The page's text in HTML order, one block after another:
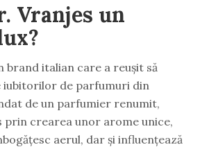
Vranjes un
brand italian care a reușit să
iubitorilor de parfumuri din
de un parfumier renumit,
prin crearea unor arome unice,
aerul, dar și influențează